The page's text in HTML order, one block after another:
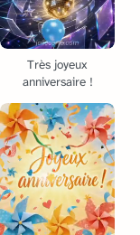
Très joyeux
anniversaire !